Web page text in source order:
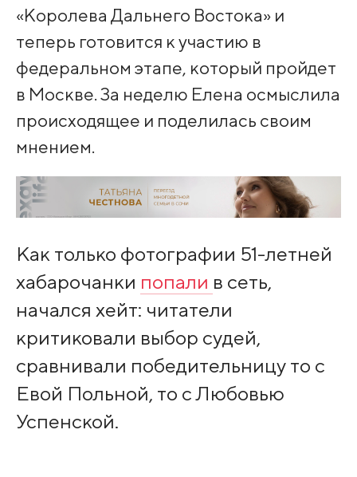
«Королева Дальнего Востока» и
теперь готовится к участию в
федеральном этапе, который пройдет
в Москве. За неделю Елена осмыслила
происходящее и поделилась своим
мнением.
Как только фотографии 51-летней
хабарочанки попали в сеть,
начался хейт: читатели
критиковали выбор судей,
сравнивали победительницу то с
Евой Польной, то с Любовью
Успенской.